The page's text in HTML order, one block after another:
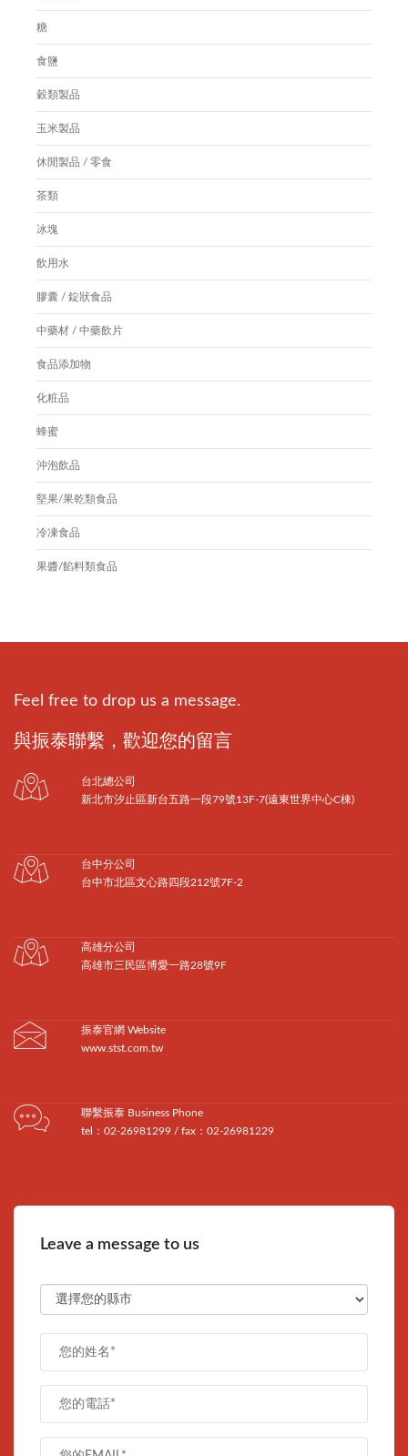
糖
食鹽
穀類製品
玉米製品
休閒製品 / 零食
茶類
冰塊
飲用水
膠囊 / 錠狀食品
中藥材 / 中藥飲片
食品添加物
化粧品
蜂蜜
沖泡飲品
堅果/果乾類食品
冷凍食品
果醬/餡料類食品
Feel free to drop us a message.
與振泰聯繫，歡迎您的留言
台北總公司
新北市汐止區新台五路一段79號13F-7(遠東世界中心C棟)
台中分公司
台中市北區文心路四段212號7F-2
高雄分公司
高雄市三民區博愛一路28號9F
振泰官網 Website
www.stst.com.tw
聯繫振泰 Business Phone
tel：02-26981299 / fax：02-26981229
Leave a message to us